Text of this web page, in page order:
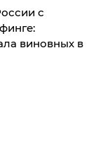
с
виновных в